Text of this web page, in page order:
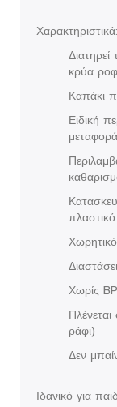
Χαρακτηριστικά:
κρύα
Καπάκι
Ειδική
μεταφορά
Χωρίς
ράφι)
Δεν
Ιδανικό για